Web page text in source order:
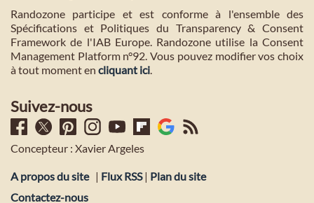
Randozone participe et est conforme à l'ensemble des
Spécifications et Politiques du Transparency & Consent
Framework de l'IAB Europe. Randozone utilise la Consent
Management Platform n°92. Vous pouvez modifier vos choix
à tout moment en cliquant ici.
Suivez-nous
Concepteur : Xavier Argeles
A propos du site | Flux RSS| Plan du site
Contactez-nous